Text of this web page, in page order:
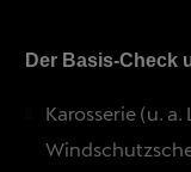
Der Basis-Check
Karosserie (u. a.